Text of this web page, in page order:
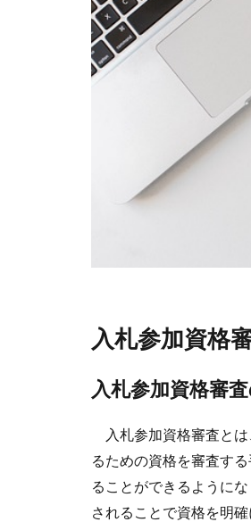
入札参加資格
入札参加資格審
入札参加資格審査とは
るための資格を審査す
ることができるように
されることで資格を明